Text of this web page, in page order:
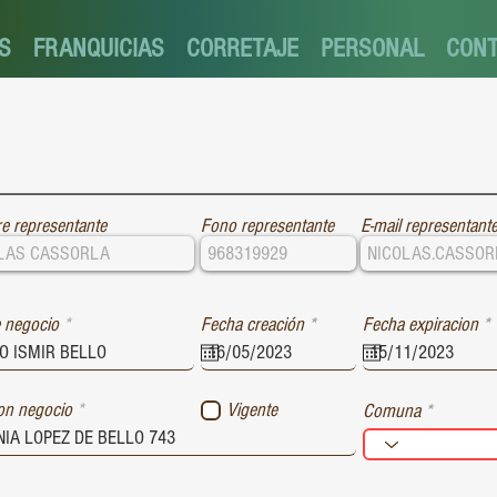
FRANQUICIAS CORRETAJE PERSONAL
representante Fono representante E-mail representante
negocio Fecha creación *r
d
Fecha expiracion *r
r
d
negocio Comuna
Vigente